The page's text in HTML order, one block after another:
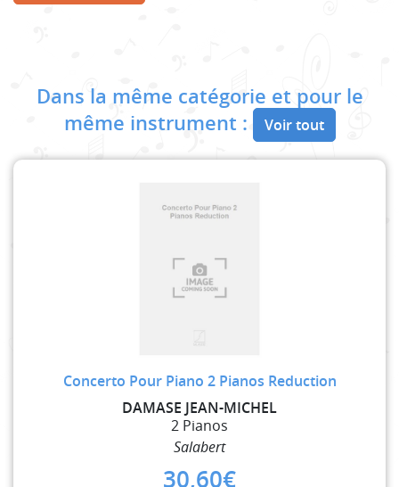
Dans la même catégorie et pour le
même instrument :
Voir tout
Concerto Pour Piano 2 Pianos Reduction
DAMASE JEAN-MICHEL
2 Pianos
Salabert
30,60€